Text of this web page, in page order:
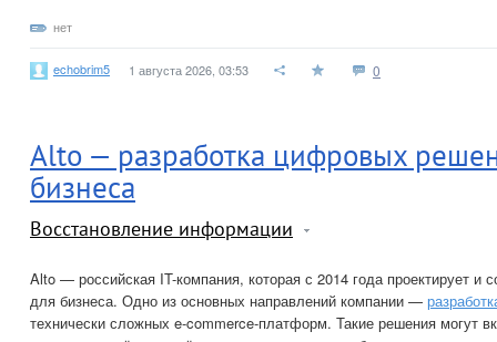
нет
echobrim5 1 августа 2026, 03:53 0
Alto — разработка цифровых
бизнеса
Восстановление информации
Alto — российская IT-компания, которая с 2014 года проектирует и
для бизнеса. Одно из основных направлений компании —
технически сложных e-commerce-платформ. Такие решения могут